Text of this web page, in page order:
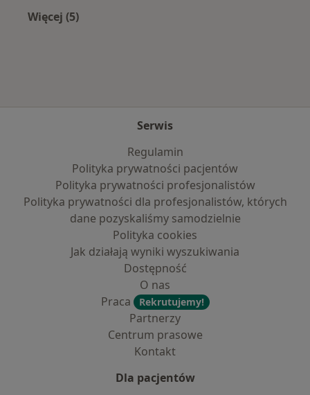
Więcej (5)
Serwis
Regulamin
Polityka prywatności pacjentów
Polityka prywatności profesjonalistów
Polityka prywatności dla profesjonalistów, których
dane pozyskaliśmy samodzielnie
Polityka cookies
Jak działają wyniki wyszukiwania
Dostępność
O nas
Praca
Rekrutujemy!
Partnerzy
Centrum prasowe
Kontakt
Dla pacjentów